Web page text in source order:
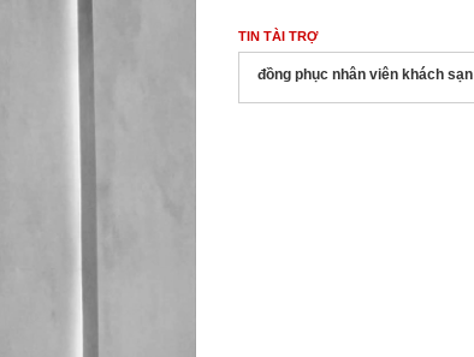
TIN TÀI TRỢ
đồng phục nhân viên khách sạn